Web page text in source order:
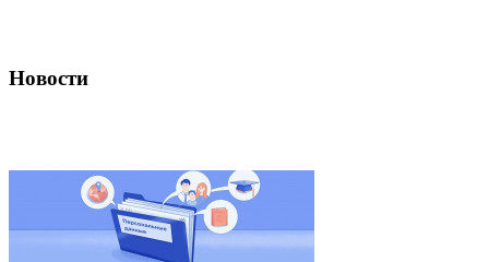
Новости